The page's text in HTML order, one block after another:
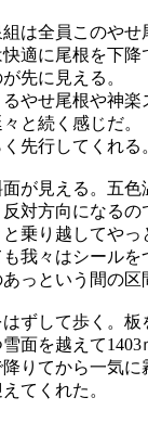
は全員このや
適に尾根を下
先に見える。
やせ尾根や神
と続く感じだ。
先行してくれる
が見える。五
対方向になる
乗り越してや
我々はシールを
っという間の区
ずして歩く。
面を越えて
りてから一気に
てくれた。